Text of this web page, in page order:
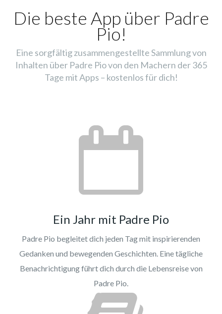
Die beste App über Padre
Pio!
Eine sorgfältig zusammengestellte Sammlung von
Inhalten über Padre Pio von den Machern der 365
Tage mit Apps – kostenlos für dich!
Ein Jahr mit Padre Pio
Padre Pio begleitet dich jeden Tag mit inspirierenden
Gedanken und bewegenden Geschichten. Eine tägliche
Benachrichtigung führt dich durch die Lebensreise von
Padre Pio.